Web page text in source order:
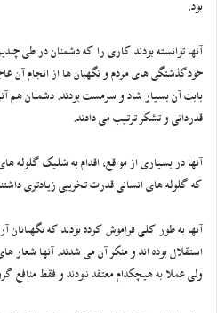
بود.
آنها توانسته بودند کاری را که دشمنان در طی
خودگذشتگی های مردم و نگهبان ها از انجام آن
بابت آن بسیار شاد و سرمست بودند. دشمنان هم
قدردانی و تشکر ترتیب می دادند.
آنها در بسیاری از مواقع، اقدام به شلیک گلوله
که گلوله های انسانی قدرت تخریبی زیادتری
آنها به طور کلی فراموش کرده بودند که نگهبانان
استقلال بوده اند و منکر آن می شدند. آنها شعار
ولی عملا به هیچکدام معتقد نبودند و فقط منافع